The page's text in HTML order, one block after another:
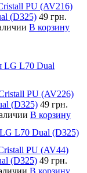
PU (AV216)
(D325) 49 грн.
В корзину
LG L70 Dual
PU (AV226)
(D325) 49 грн.
В корзину
L70 Dual (D325)
PU (AV44)
(D325) 49 грн.
В корзину